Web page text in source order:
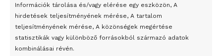
Információk tárolása és/vagy elérése egy eszközön, A
hirdetések teljesítményének mérése, A tartalom
teljesítményének mérése, A közönségek megértése
statisztikák vagy különböző forrásokból származó adatok
kombinálásai révén.
Az 1950-ben elhunyt alkotók művei szabadon
felhasználhatóvá válnak
Megváltoztatják a montenegrói egyházügyi törvény
A jövő évben Csehország hatalmas hiánnyal fog gazdálkodni